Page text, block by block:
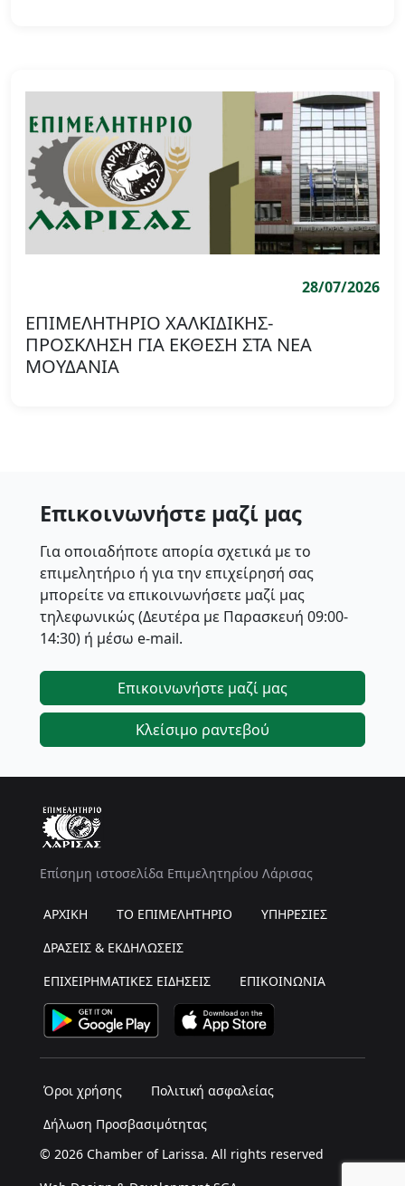
28/07/2026
ΕΠΙΜΕΛΗΤΗΡΙΟ ΧΑΛΚΙΔΙΚΗΣ-
ΠΡΟΣΚΛΗΣΗ ΓΙΑ ΕΚΘΕΣΗ ΣΤΑ ΝΕΑ
ΜΟΥΔΑΝΙΑ
Επικοινωνήστε μαζί μας
Για οποιαδήποτε απορία σχετικά με το
επιμελητήριο ή για την επιχείρησή σας
μπορείτε να επικοινωνήσετε μαζί μας
τηλεφωνικώς (Δευτέρα με Παρασκευή 09:00-
14:30) ή μέσω e-mail.
Επικοινωνήστε μαζί μας
Κλείσιμο ραντεβού
Επίσημη ιστοσελίδα Επιμελητηρίου Λάρισας
ΑΡΧΙΚΗ ΤΟ ΕΠΙΜΕΛΗΤΗΡΙΟ
ΥΠΗΡΕΣΙΕΣ
ΔΡΑΣΕΙΣ & ΕΚΔΗΛΩΣΕΙΣ
ΕΠΙΧΕΙΡΗΜΑΤΙΚΕΣ ΕΙΔΗΣΕΙΣ
ΕΠΙΚΟΙΝΩΝΙΑ
Όροι χρήσης
Πολιτική ασφαλείας
Δήλωση Προσβασιμότητας
© 2026 Chamber of Larissa. All rights reserved